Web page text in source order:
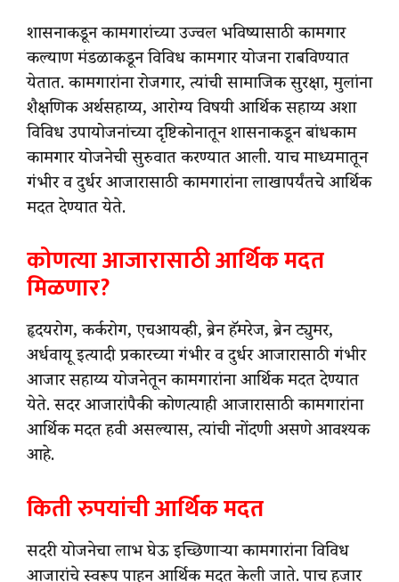
शासनाकडून कामगारांच्या उज्वल भविष्यासाठी कामगार
कल्याण मंडळाकडून विविध कामगार योजना राबविण्यात
येतात. कामगारांना रोजगार, त्यांची सामाजिक सुरक्षा, मुलांना
शैक्षणिक अर्थसहाय्य, आरोग्य विषयी आर्थिक सहाय्य अशा
विविध उपायोजनांच्या दृष्टिकोनातून शासनाकडून बांधकाम
कामगार योजनेची सुरुवात करण्यात आली. याच माध्यमातून
गंभीर व दुर्धर आजारासाठी कामगारांना लाखापर्यंतचे आर्थिक
मदत देण्यात येते.
कोणत्या आजारासाठी आर्थिक मदत
मिळणार?
हृदयरोग, कर्करोग, एचआयव्ही, ब्रेन हॅमरेज, ब्रेन ट्युमर,
अर्धवायू इत्यादी प्रकारच्या गंभीर व दुर्धर आजारासाठी गंभीर
आजार सहाय्य योजनेतून कामगारांना आर्थिक मदत देण्यात
येते. सदर आजारांपैकी कोणत्याही आजारासाठी कामगारांना
आर्थिक मदत हवी असल्यास, त्यांची नोंदणी असणे आवश्यक
आहे.
किती रुपयांची आर्थिक मदत
सदरी योजनेचा लाभ घेऊ इच्छिणाऱ्या कामगारांना विविध